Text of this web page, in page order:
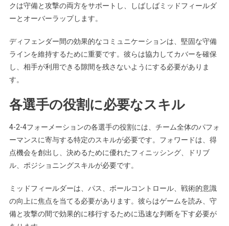
クは守備と攻撃の両方をサポートし、しばしばミッドフィールダ
ーとオーバーラップします。
ディフェンダー間の効果的なコミュニケーションは、堅固な守備
ラインを維持するために重要です。彼らは協力してカバーを確保
し、相手が利用できる隙間を残さないようにする必要がありま
す。
各選手の役割に必要なスキル
4-2-4フォーメーションの各選手の役割には、チーム全体のパフォ
ーマンスに寄与する特定のスキルが必要です。フォワードは、得
点機会を創出し、決めるために優れたフィニッシング、ドリブ
ル、ポジショニングスキルが必要です。
ミッドフィールダーは、パス、ボールコントロール、戦術的意識
の向上に焦点を当てる必要があります。彼らはゲームを読み、守
備と攻撃の間で効果的に移行するために迅速な判断を下す必要が